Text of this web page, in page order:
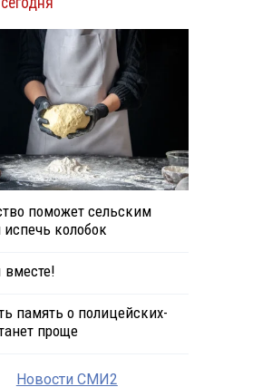
поможет сельским
колобок
память о полицейских-
проще
Новости СМИ2